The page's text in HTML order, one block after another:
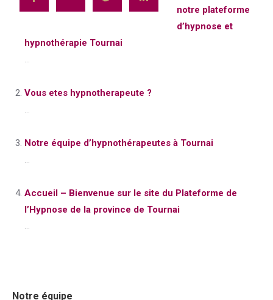
notre plateforme
d’hypnose et
hypnothérapie Tournai
...
Vous etes hypnotherapeute ?
...
Notre équipe d’hypnothérapeutes à Tournai
...
Accueil – Bienvenue sur le site du Plateforme de
l’Hypnose de la province de Tournai
...
Notre équipe